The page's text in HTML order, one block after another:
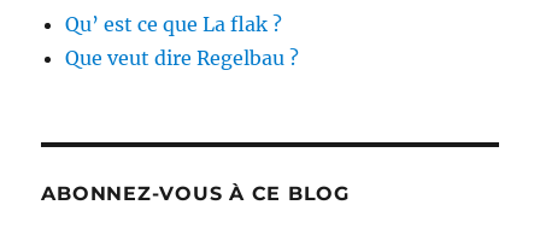
Qu’ est ce que La flak ?
Que veut dire Regelbau ?
ABONNEZ-VOUS À CE BLOG